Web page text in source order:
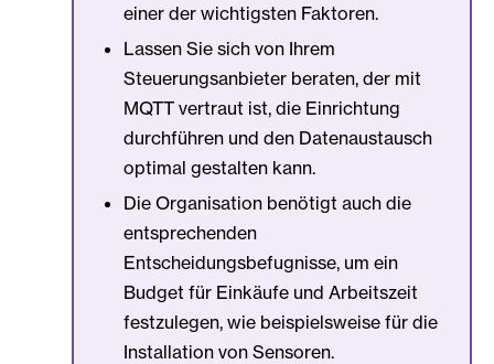
einer der wichtigsten Faktoren.
Lassen Sie sich von Ihrem
Steuerungsanbieter beraten, der mit
MQTT vertraut ist, die Einrichtung
durchführen und den Datenaustausch
optimal gestalten kann.
Die Organisation benötigt auch die
entsprechenden
Entscheidungsbefugnisse, um ein
Budget für Einkäufe und Arbeitszeit
festzulegen, wie beispielsweise für die
Installation von Sensoren.